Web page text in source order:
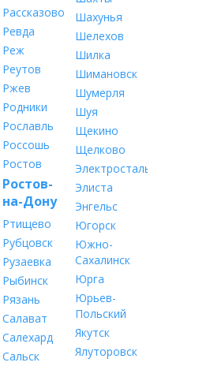
Рассказово
Ревда
Реж
Реутов
Ржев
Родники
Рославль
Россошь
Ростов
Ростов-
на-Дону
Ртищево
Рубцовск
Рузаевка
Рыбинск
Рязань
Салават
Салехард
Сальск
Шахунья
Шелехов
Шилка
Шимановск
Шумерля
Шуя
Щекино
Щелково
Электросталь
Элиста
Энгельс
Югорск
Южно-
Сахалинск
Юрга
Юрьев-
Польский
Якутск
Ялуторовск